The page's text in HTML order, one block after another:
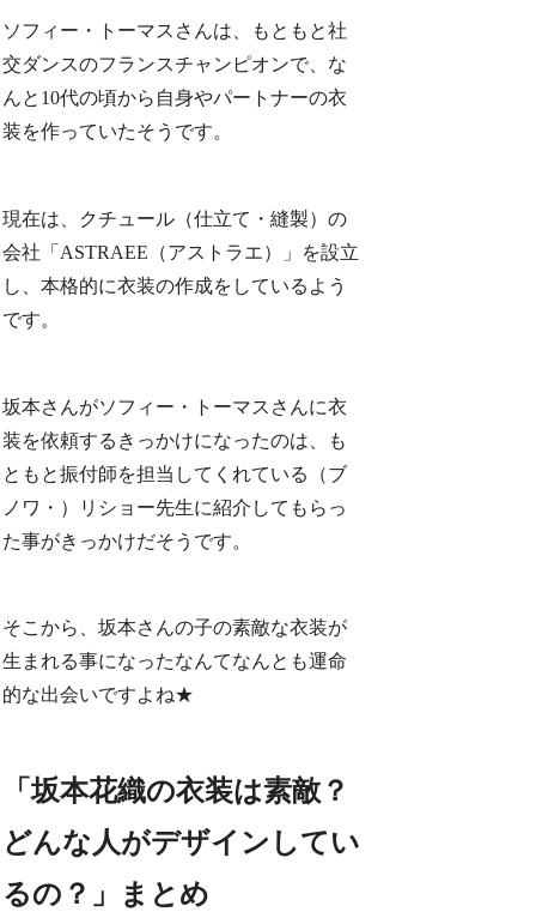
ソフィー・トーマスさんは、もともと社
交ダンスのフランスチャンピオンで、な
んと10代の頃から自身やパートナーの衣
装を作っていたそうです。
現在は、クチュール（仕立て・縫製）の
会社「ASTRAEE（アストラエ）」を設立
し、本格的に衣装の作成をしているよう
です。
坂本さんがソフィー・トーマスさんに衣
装を依頼するきっかけになったのは、も
ともと振付師を担当してくれている（ブ
ノワ・）リショー先生に紹介してもらっ
た事がきっかけだそうです。
そこから、坂本さんの子の素敵な衣装が
生まれる事になったなんてなんとも運命
的な出会いですよね★
「坂本花織の衣装は素敵？
どんな人がデザインしてい
るの？」まとめ